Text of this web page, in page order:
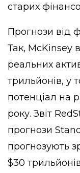
старих
Прогнози від
Так, McKinsey
реальних
трильйонів, у
потенціал на
року. Звіт
прогнози
прогнозують
$30